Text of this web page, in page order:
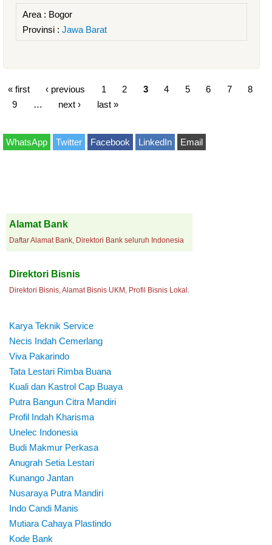
Area : Bogor
Provinsi : Jawa Barat
« first ‹ previous 1 2 3 4 5 6 7
8
9
next › last »
WhatsApp Twitter Facebook LinkedIn Email
Alamat Bank
Daftar Alamat Bank, Direktori Bank seluruh Indonesia
Direktori Bisnis
Direktori Bisnis, Alamat Bisnis UKM, Profil Bisnis Lokal.
Karya Teknik Service
Necis Indah Cemerlang
Viva Pakarindo
Tata Lestari Rimba Buana
Kuali dan Kastrol Cap Buaya
Putra Bangun Citra Mandiri
Profil Indah Kharisma
Unelec Indonesia
Budi Makmur Perkasa
Anugrah Setia Lestari
Kunango Jantan
Nusaraya Putra Mandiri
Indo Candi Manis
Mutiara Cahaya Plastindo
Kode Bank